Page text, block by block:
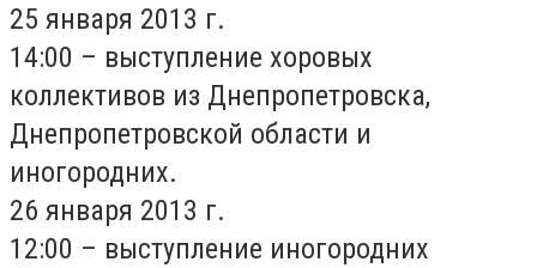
25 января 2013 г.
14:00 – выступление хоровых
коллективов из Днепропетровска,
Днепропетровской области и
иногородних.
26 января 2013 г.
12:00 – выступление иногородних